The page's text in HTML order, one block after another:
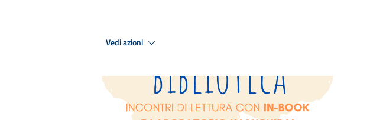
Vedi azioni